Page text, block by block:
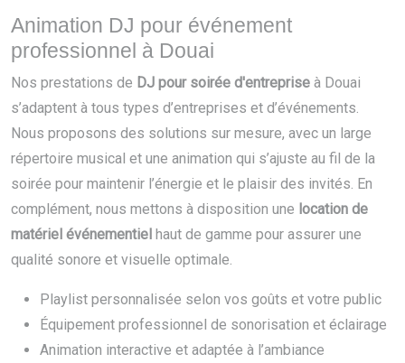
Animation DJ pour événement
professionnel à Douai
Nos prestations de DJ pour soirée d'entreprise à Douai
s’adaptent à tous types d’entreprises et d’événements.
Nous proposons des solutions sur mesure, avec un large
répertoire musical et une animation qui s’ajuste au fil de la
soirée pour maintenir l’énergie et le plaisir des invités. En
complément, nous mettons à disposition une location de
matériel événementiel haut de gamme pour assurer une
qualité sonore et visuelle optimale.
Playlist personnalisée selon vos goûts et votre public
Équipement professionnel de sonorisation et éclairage
Animation interactive et adaptée à l’ambiance